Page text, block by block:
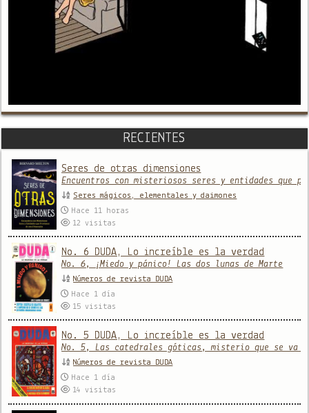
RECIENTES
Seres de otras dimensiones
Encuentros con misteriosos seres y entidades que
Seres mágicos, elementales y daimones
Hace 11 horas
12visitas
No. 6 DUDA, Lo increíble es la verdad
No. 6, ¡Miedo y pánico! Las dos lunas de Marte
Números de revista DUDA
Hace 1 día
15visitas
No. 5 DUDA, Lo increíble es la verdad
No. 5, Las catedrales góticas, misterio que se va
Números de revista DUDA
Hace 1 día
14visitas